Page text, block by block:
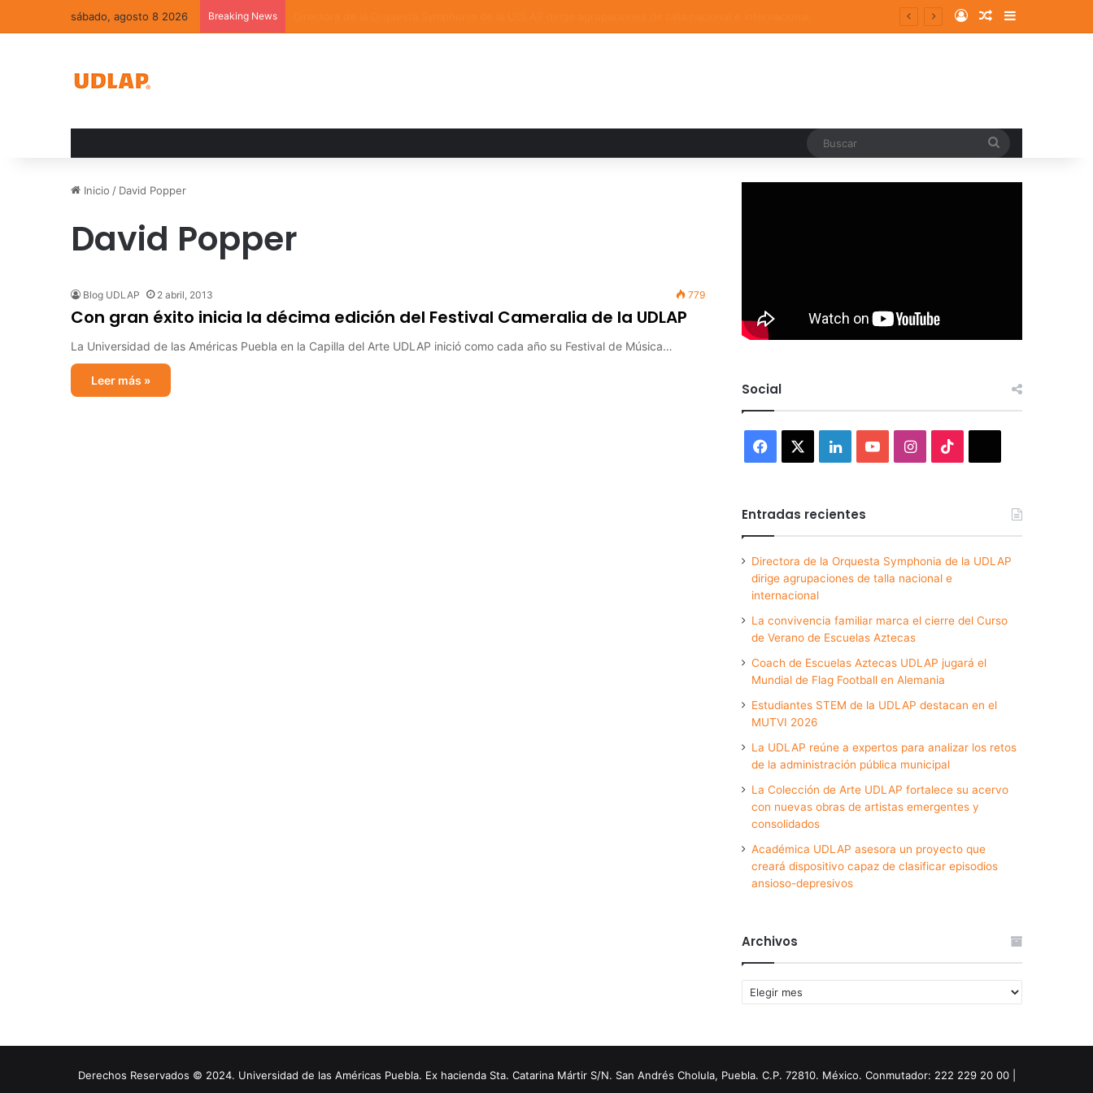
sábado, agosto 8 2026 Breaking News Log InRandom Article
Sidebar
Inicio / David Popper
David Popper
Blog UDLAP 2 abril, 2013 779
Con gran éxito inicia la décima edición del Festival Cameralia de la UDLAP
La Universidad de las Américas Puebla en la Capilla del Arte UDLAP inició como cada año su Festival de Música…
Leer más »
Social
Facebook LinkedInYouTubeInstagram
Entradas recientes
Directora de la Orquesta Symphonia de la UDLAP
dirige agrupaciones de talla nacional e
internacional
La convivencia familiar marca el cierre del Curso
de Verano de Escuelas Aztecas
Coach de Escuelas Aztecas UDLAP jugará el
Mundial de Flag Football en Alemania
Estudiantes STEM de la UDLAP destacan en el
MUTVI 2026
La UDLAP reúne a expertos para analizar los retos
de la administración pública municipal
La Colección de Arte UDLAP fortalece su acervo
con nuevas obras de artistas emergentes y
consolidados
Académica UDLAP asesora un proyecto que
creará dispositivo capaz de clasificar episodios
ansioso-depresivos
Archivos
Archivos
Derechos Reservados © 2024. Universidad de las Américas Puebla. Ex hacienda Sta. Catarina Mártir S/N. San Andrés Cholula, Puebla. C.P. 72810. México. Conmutador: 222 229 20 00 |